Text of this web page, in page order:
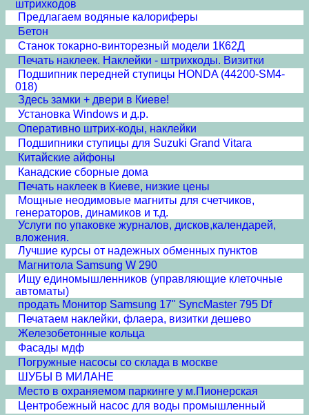
штрихкодов
Предлагаем водяные калориферы
Бетон
Станок токарно-винторезный модели 1К62Д
Печать наклеек. Наклейки - штрихкоды. Визитки
Подшипник передней ступицы HONDA (44200-SM4-
018)
Здесь замки + двери в Киеве!
Установка Windows и д.р.
Оперативно штрих-коды, наклейки
Подшипники ступицы для Suzuki Grand Vitara
Китайские айфоны
Канадские сборные дома
Печать наклеек в Киеве, низкие цены
Мощные неодимовые магниты для счетчиков,
генераторов, динамиков и т.д.
Услуги по упаковке журналов, дисков,календарей,
вложения.
Лучшие курсы от надежных обменных пунктов
Магнитола Samsung W 290
Ищу единомышленников (управляющие клеточные
автоматы)
продать Монитор Samsung 17" SyncMaster 795 Df
Печатаем наклейки, флаера, визитки дешево
Железобетонные кольца
Фасады мдф
Погружные насосы со склада в москве
ШУБЫ В МИЛАНЕ
Место в охраняемом паркинге у м.Пионерская
Центробежный насос для воды промышленный